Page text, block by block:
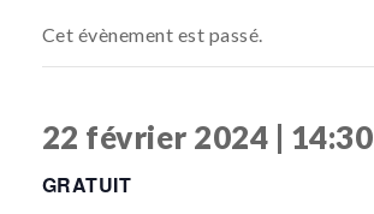
Cet évènement est passé.
22 février 2024 | 14:30
GRATUIT